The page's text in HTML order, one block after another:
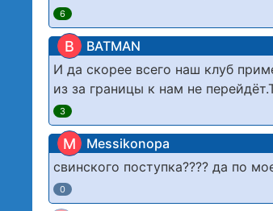
6
B BATMAN
И да скорее всего наш клуб
из за границы к нам не
3
M Messikonopa
свинского поступка???? да по
0